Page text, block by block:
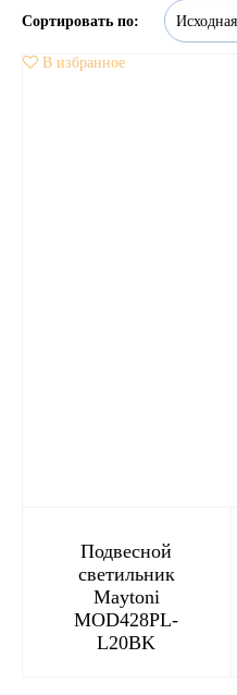
В избранное
Подвесной
светильник
Maytoni
MOD428PL-
L20BK